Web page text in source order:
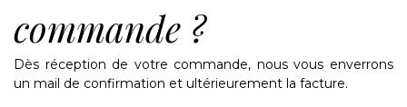
commande ?
Dès réception de votre commande, nous vous enverrons
un mail de confirmation et ultérieurement la facture.